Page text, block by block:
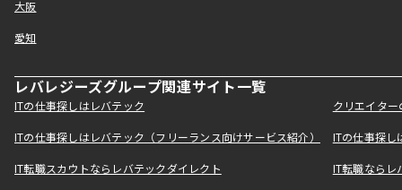
大阪
愛知
レバレジーズグループ関連サイト一覧
ITの仕事探しはレバテック クリエイタ
ITの仕事探しはレバテック（フリーランス向けサービス紹介） ITの仕事探
IT転職スカウトならレバテックダイレクト IT転職なら